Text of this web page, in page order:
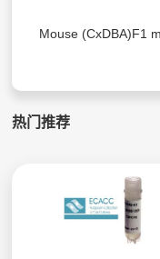
Mouse (CxDBA)F1
热门推荐